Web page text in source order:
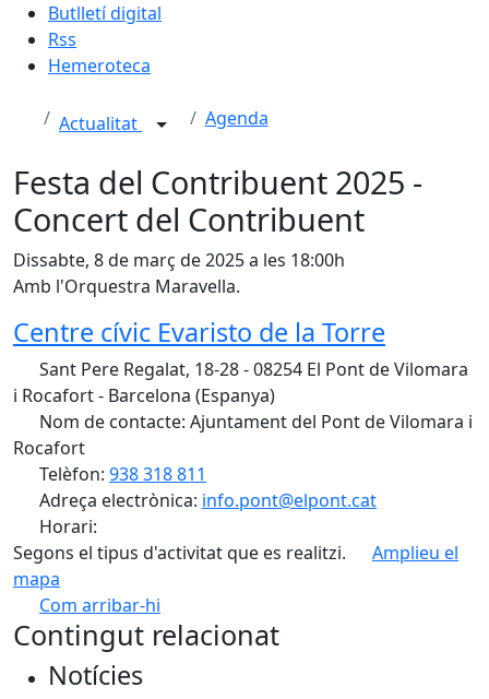
Butlletí digital
Rss
Hemeroteca
Actualitat Agenda
Festa del Contribuent 2025 -
Concert del Contribuent
Dissabte, 8 de març de 2025 a les 18:00h
Amb l'Orquestra Maravella.
Centre cívic Evaristo de la Torre
Sant Pere Regalat, 18-28 - 08254 El Pont de Vilomara
i Rocafort - Barcelona (Espanya)
Nom de contacte: Ajuntament del Pont de Vilomara i
Rocafort
Telèfon: 938 318 811
Adreça electrònica: info.pont@elpont.cat
Horari:
Segons el tipus d'activitat que es realitzi.
Amplieu el
mapa
Com arribar-hi
+
Contingut relacionat
Notícies